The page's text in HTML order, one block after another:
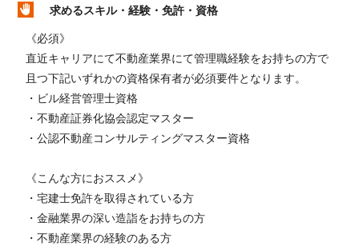
求めるスキル・経験・免許・資格
《必須》
直近キャリアにて不動産業界にて管理職経験をお持ちの方で
且つ下記いずれかの資格保有者が必須要件となります。
・ビル経営管理士資格
・不動産証券化協会認定マスター
・公認不動産コンサルティングマスター資格
《こんな方におススメ》
・宅建士免許を取得されている方
・金融業界の深い造詣をお持ちの方
・不動産業界の経験のある方